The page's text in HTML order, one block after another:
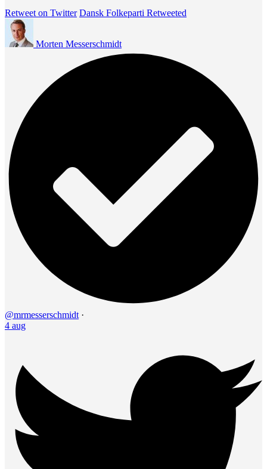
Retweet on Twitter Dansk Folkeparti Retweeted
Morten Messerschmidt
@mrmesserschmidt ·
4 aug